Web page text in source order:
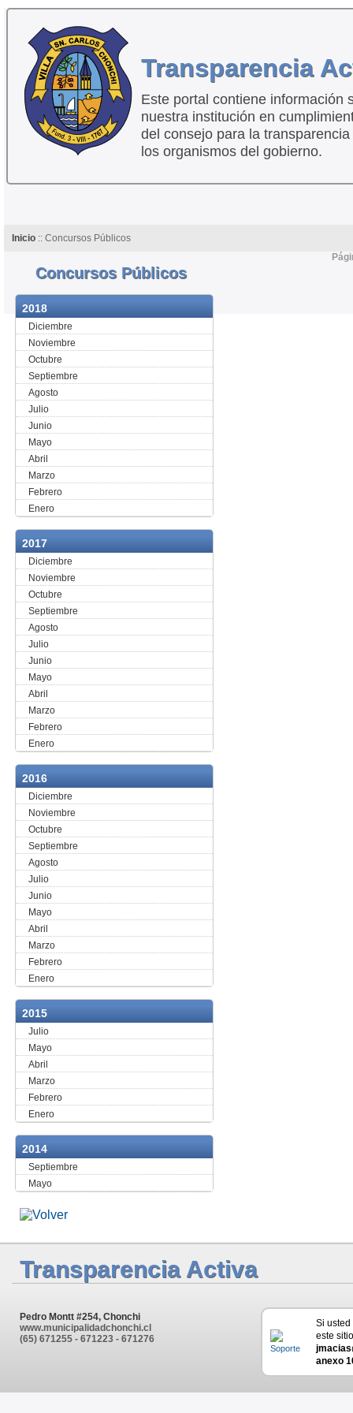
Transparencia
Este portal contiene información
nuestra institución en
del consejo para la
los organismos del gobierno.
Inicio:: Concursos Públicos
Concursos Públicos
2018
Diciembre
Noviembre
Octubre
Septiembre
Agosto
Julio
Junio
Mayo
Abril
Marzo
Febrero
Enero
2017
Diciembre
Noviembre
Octubre
Septiembre
Agosto
Julio
Junio
Mayo
Abril
Marzo
Febrero
Enero
2016
Diciembre
Noviembre
Octubre
Septiembre
Agosto
Julio
Junio
Mayo
Abril
Marzo
Febrero
Enero
2015
Julio
Mayo
Abril
Marzo
Febrero
Enero
2014
Septiembre
Mayo
Transparencia Activa
Pedro Montt #254, Chonchi
www.municipalidadchonchi.cl
(65) 671255 - 671223 - 671276
Si
este
anexo